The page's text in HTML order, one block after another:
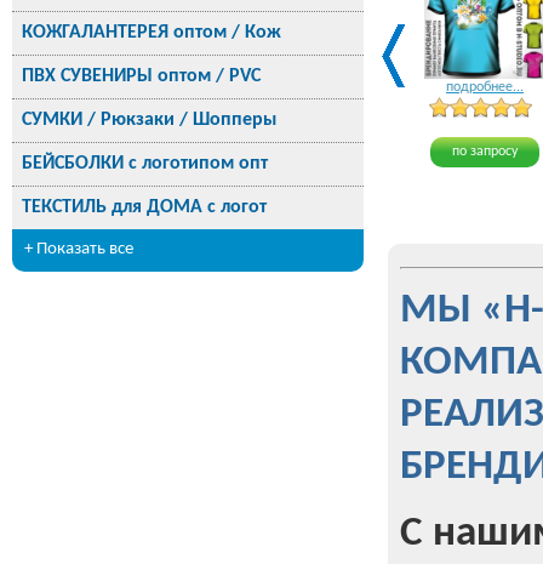
КОЖГАЛАНТЕРЕЯ оптом / Кож
ПВХ СУВЕНИРЫ оптом / PVC
СУМКИ / Рюкзаки / Шопперы
БЕЙСБОЛКИ с логотипом опт
ТЕКСТИЛЬ для ДОМА с логот
+ Показать все
подробнее...
по запросу
МЫ
С